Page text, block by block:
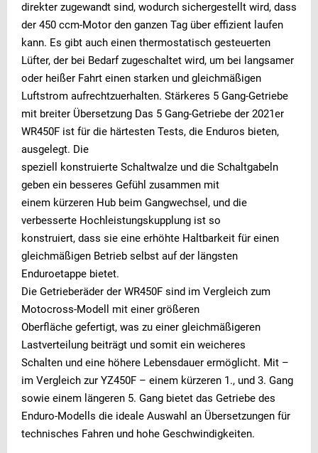
direkter zugewandt sind, wodurch sichergestellt wird, dass
der 450 ccm-Motor den ganzen Tag über effizient laufen
kann. Es gibt auch einen thermostatisch gesteuerten
Lüfter, der bei Bedarf zugeschaltet wird, um bei langsamer
oder heißer Fahrt einen starken und gleichmäßigen
Luftstrom aufrechtzuerhalten. Stärkeres 5 Gang-Getriebe
mit breiter Übersetzung Das 5 Gang-Getriebe der 2021er
WR450F ist für die härtesten Tests, die Enduros bieten,
ausgelegt. Die
speziell konstruierte Schaltwalze und die Schaltgabeln
geben ein besseres Gefühl zusammen mit
einem kürzeren Hub beim Gangwechsel, und die
verbesserte Hochleistungskupplung ist so
konstruiert, dass sie eine erhöhte Haltbarkeit für einen
gleichmäßigen Betrieb selbst auf der längsten
Enduroetappe bietet.
Die Getrieberäder der WR450F sind im Vergleich zum
Motocross-Modell mit einer größeren
Oberfläche gefertigt, was zu einer gleichmäßigeren
Lastverteilung beiträgt und somit ein weicheres
Schalten und eine höhere Lebensdauer ermöglicht. Mit –
im Vergleich zur YZ450F – einem kürzeren 1., und 3. Gang
sowie einem längeren 5. Gang bietet das Getriebe des
Enduro-Modells die ideale Auswahl an Übersetzungen für
technisches Fahren und hohe Geschwindigkeiten.